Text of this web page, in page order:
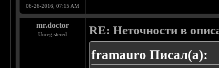
06-26-2016, 07:15 AM
mr.doctor
Unregistered RE: Неточности в
framauro Писал(а):